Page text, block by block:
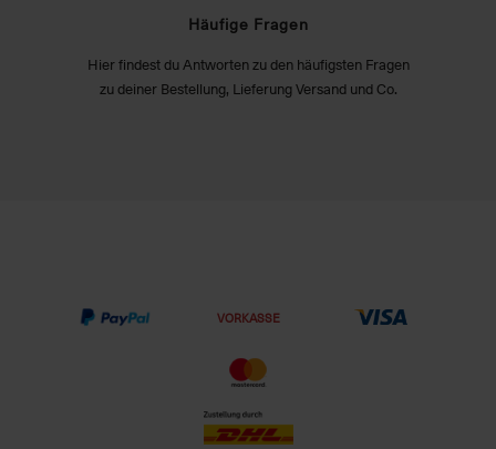
Häufige Fragen
Hier findest du Antworten zu den häufigsten Fragen
zu deiner Bestellung, Lieferung Versand und Co.
VORKASSE